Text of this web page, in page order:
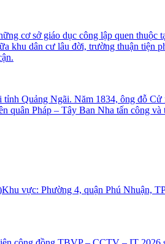
cơ sở giáo dục công lập quen thuộc
dân cư lâu đời, trường thuận tiện
Quảng Ngãi. Năm 1834, ông đỗ Cử
Pháp – Tây Ban Nha tấn công
vực: Phường 4, quận Phú Nhuận,